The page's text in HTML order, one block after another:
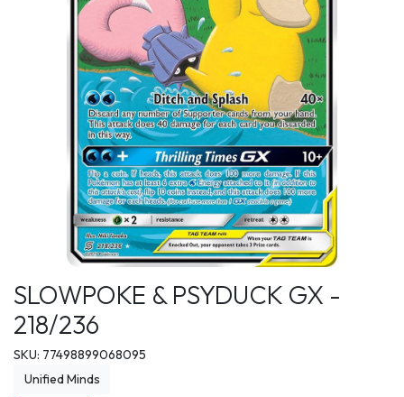
SLOWPOKE & PSYDUCK GX -
218/236
SKU: 77498899068095
Unified Minds